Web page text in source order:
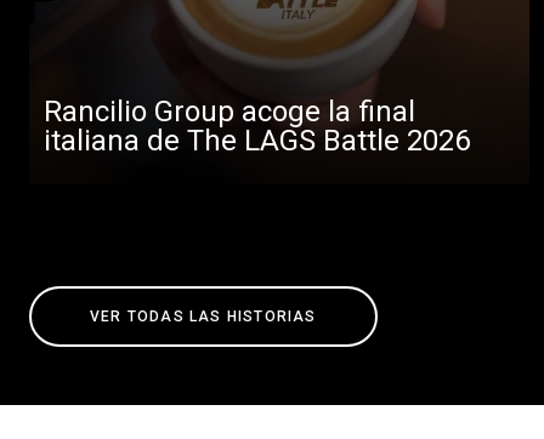
Rancilio Group acoge la final
italiana de The LAGS Battle 2026
VER TODAS LAS HISTORIAS